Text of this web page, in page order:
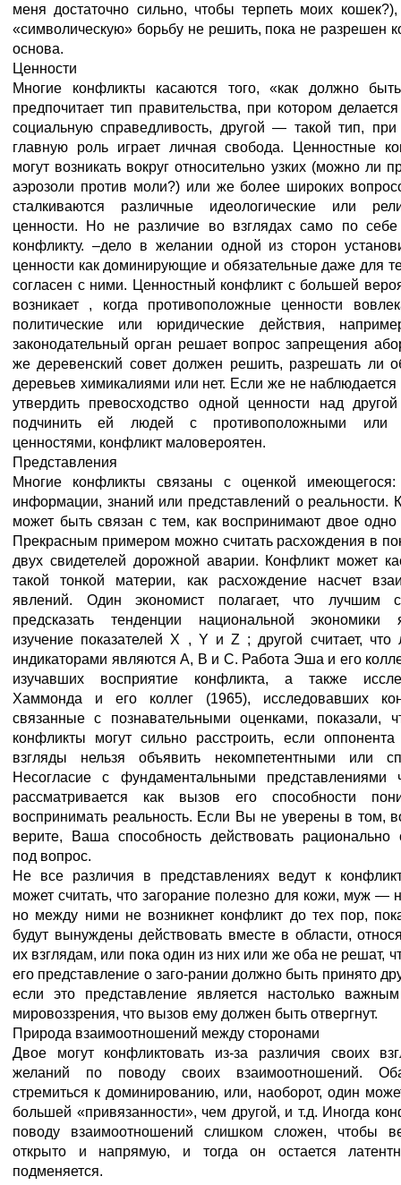
меня достаточно сильно, чтобы терпеть моих
«символическую» борьбу не решить, пока не разрешен
основа.
Ценности
Многие конфликты касаются того, «как должно
предпочитает тип правительства, при котором
социальную справедливость, другой — такой тип, при
главную роль играет личная свобода. Ценностные
могут возникать вокруг относительно узких (можно ли
аэрозоли против моли?) или же более широких
сталкиваются различные идеологические или
ценности. Но не различие во взглядах само по
конфликту. –дело в желании одной из сторон
ценности как доминирующие и обязательные даже для
согласен с ними. Ценностный конфликт с большей
возникает , когда противоположные ценности
политические или юридические действия,
законодательный орган решает вопрос запрещения
же деревенский совет должен решить, разрешать ли
деревьев химикалиями или нет. Если же не
утвердить превосходство одной ценности над
подчинить ей людей с противоположными или
ценностями, конфликт маловероятен.
Представления
Многие конфликты связаны с оценкой имеющегося:
информации, знаний или представлений о реальности.
может быть связан с тем, как воспринимают двое
Прекрасным примером можно считать расхождения в
двух свидетелей дорожной аварии. Конфликт может
такой тонкой материи, как расхождение насчет
явлений. Один экономист полагает, что лучшим
предсказать тенденции национальной экономики
изучение показателей X , Y и Z ; другой считает, что
индикаторами являются А, В и С. Работа Эша и его
изучавших восприятие конфликта, а также
Хаммонда и его коллег (1965), исследовавших
связанные с познавательными оценками, показали,
конфликты могут сильно расстроить, если
взгляды нельзя объявить некомпетентными или
Несогласие с фундаментальными представлениями
рассматривается как вызов его способности
воспринимать реальность. Если Вы не уверены в том,
верите, Ваша способность действовать рационально
под вопрос.
Не все различия в представлениях ведут к
может считать, что загорание полезно для кожи, муж —
но между ними не возникнет конфликт до тех пор,
будут вынуждены действовать вместе в области,
их взглядам, или пока один из них или же оба не решат,
его представление о заго-рании должно быть принято
если это представление является настолько
мировоззрения, что вызов ему должен быть отвергнут.
Природа взаимоотношений между сторонами
Двое могут конфликтовать из-за различия своих
желаний по поводу своих взаимоотношений.
стремиться к доминированию, или, наоборот, один
большей «привязанности», чем другой, и т.д. Иногда
поводу взаимоотношений слишком сложен, чтобы
открыто и напрямую, и тогда он остается
подменяется.